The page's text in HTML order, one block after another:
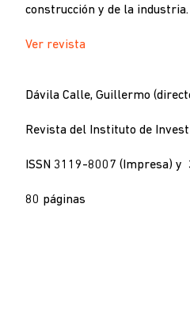
construcción y de la industria.
Ver revista
Dávila Calle, Guillermo
Revista del Instituto de
ISSN 3119-8007 (Impresa)
80 páginas